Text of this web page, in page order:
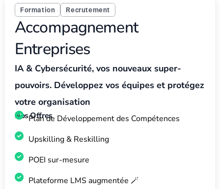
Formation Recrutement
Accompagnement
Entreprises
IA & Cybersécurité, vos nouveaux super-
pouvoirs. Développez vos équipes et protégez
votre organisation
Nos Offres
Plan de Développement des Compétences
Upskilling & Reskilling
POEI sur-mesure
Plateforme LMS augmentée 🪄